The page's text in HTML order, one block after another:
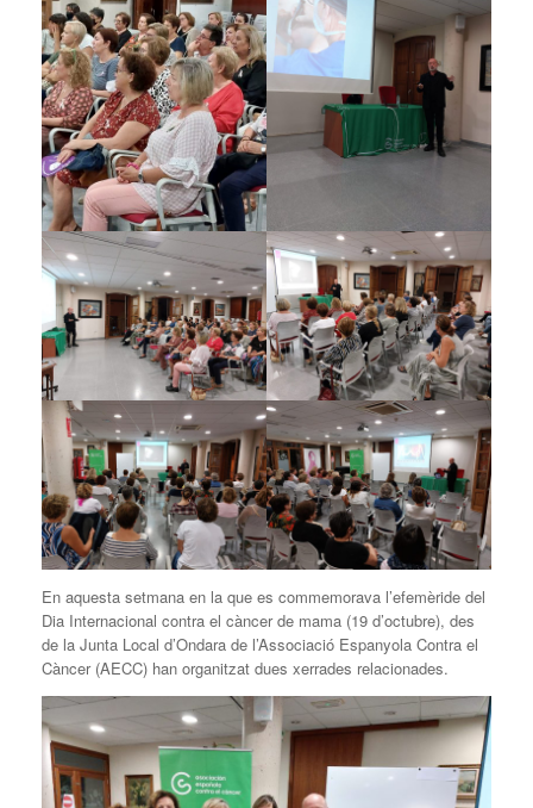
En aquesta setmana en la que es commemorava l’efemèride del
Dia Internacional contra el càncer de mama (19 d’octubre), des
de la Junta Local d’Ondara de l’Associació Espanyola Contra el
Càncer (AECC) han organitzat dues xerrades relacionades.